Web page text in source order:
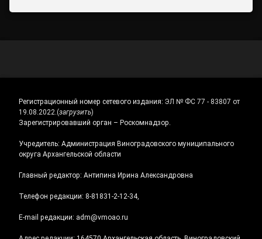
Регистрационный номер сетевого издания: ЭЛ № ФС 77 - 83807 от
19.08.2022.(загрузить)
Зарегистрировавший орган – Роскомнадзор.
Учредитель: Администрация Виноградовского муниципального
округа Архангельской области
Главный редактор: Антипина Ирина Александровна
Телефон редакции: 8-81831-2-12-34,
E-mail редакции: adm@vmoao.ru